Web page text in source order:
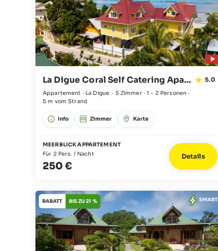
La Digue Coral Self Catering Apartments 5.0
Appartement · La Digue · 5 Zimmer·1 - 2 Personen ·
5 m vom Strand
Info Zimmer Karte
MEERBLICK APPARTEMENT
Für 2 Pers. / Nacht
250 €
Details
RABATT BIS ZU 21 % SMART